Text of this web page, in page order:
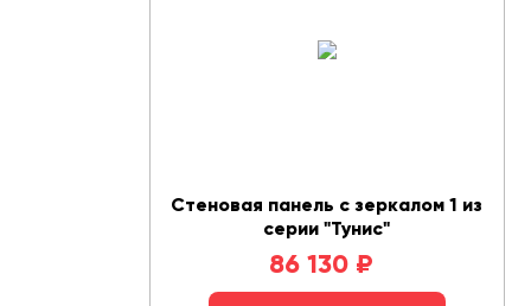
Стеновая панель с зеркалом 1 из
серии "Тунис"
86 130 ₽